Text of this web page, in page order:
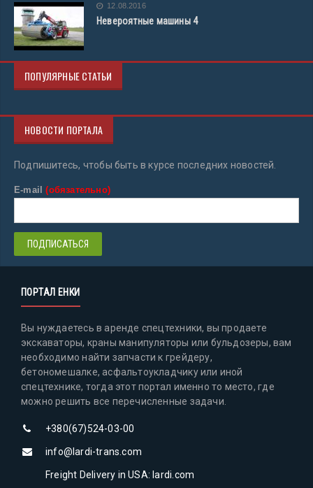
12.08.2016
Невероятные машины 4
ПОПУЛЯРНЫЕ СТАТЬИ
НОВОСТИ ПОРТАЛА
Подпишитесь, чтобы быть в курсе последних новостей.
E-mail(обязательно)
ПОРТАЛ ЕНКИ
Вы нуждаетесь в аренде спецтехники, вы продаете
экскаваторы, краны манипуляторы или бульдозеры, вам
необходимо найти запчасти к грейдеру,
бетономешалке, асфальтоукладчику или иной
спецтехнике, тогда этот портал именно то место, где
можно решить все перечисленные задачи.
+380(67)524-03-00
info@lardi-trans.com
Freight Delivery in USA: lardi.com